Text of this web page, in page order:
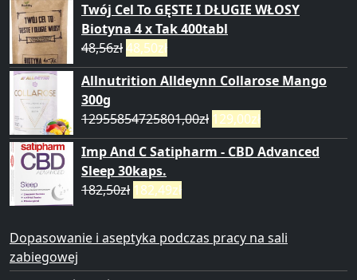
Twój Cel To GĘSTE I DŁUGIE WŁOSY
Biotyna 4 x Tak 400tabl
48,56zł48,50zł
Allnutrition Alldeynn Collarose Mango
300g
12955854725801,00zł 129,00zł
Imp And C Satipharm - CBD Advanced
Sleep 30kaps.
182,50zł 182,49zł
Dopasowanie i aseptyka podczas pracy na sali
zabiegowej